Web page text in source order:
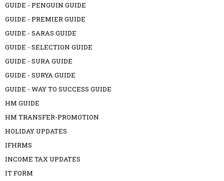
GUIDE - PENGUIN GUIDE
GUIDE - PREMIER GUIDE
GUIDE - SARAS GUIDE
GUIDE - SELECTION GUIDE
GUIDE - SURA GUIDE
GUIDE - SURYA GUIDE
GUIDE - WAY TO SUCCESS GUIDE
HM GUIDE
HM TRANSFER-PROMOTION
HOLIDAY UPDATES
IFHRMS
INCOME TAX UPDATES
IT FORM